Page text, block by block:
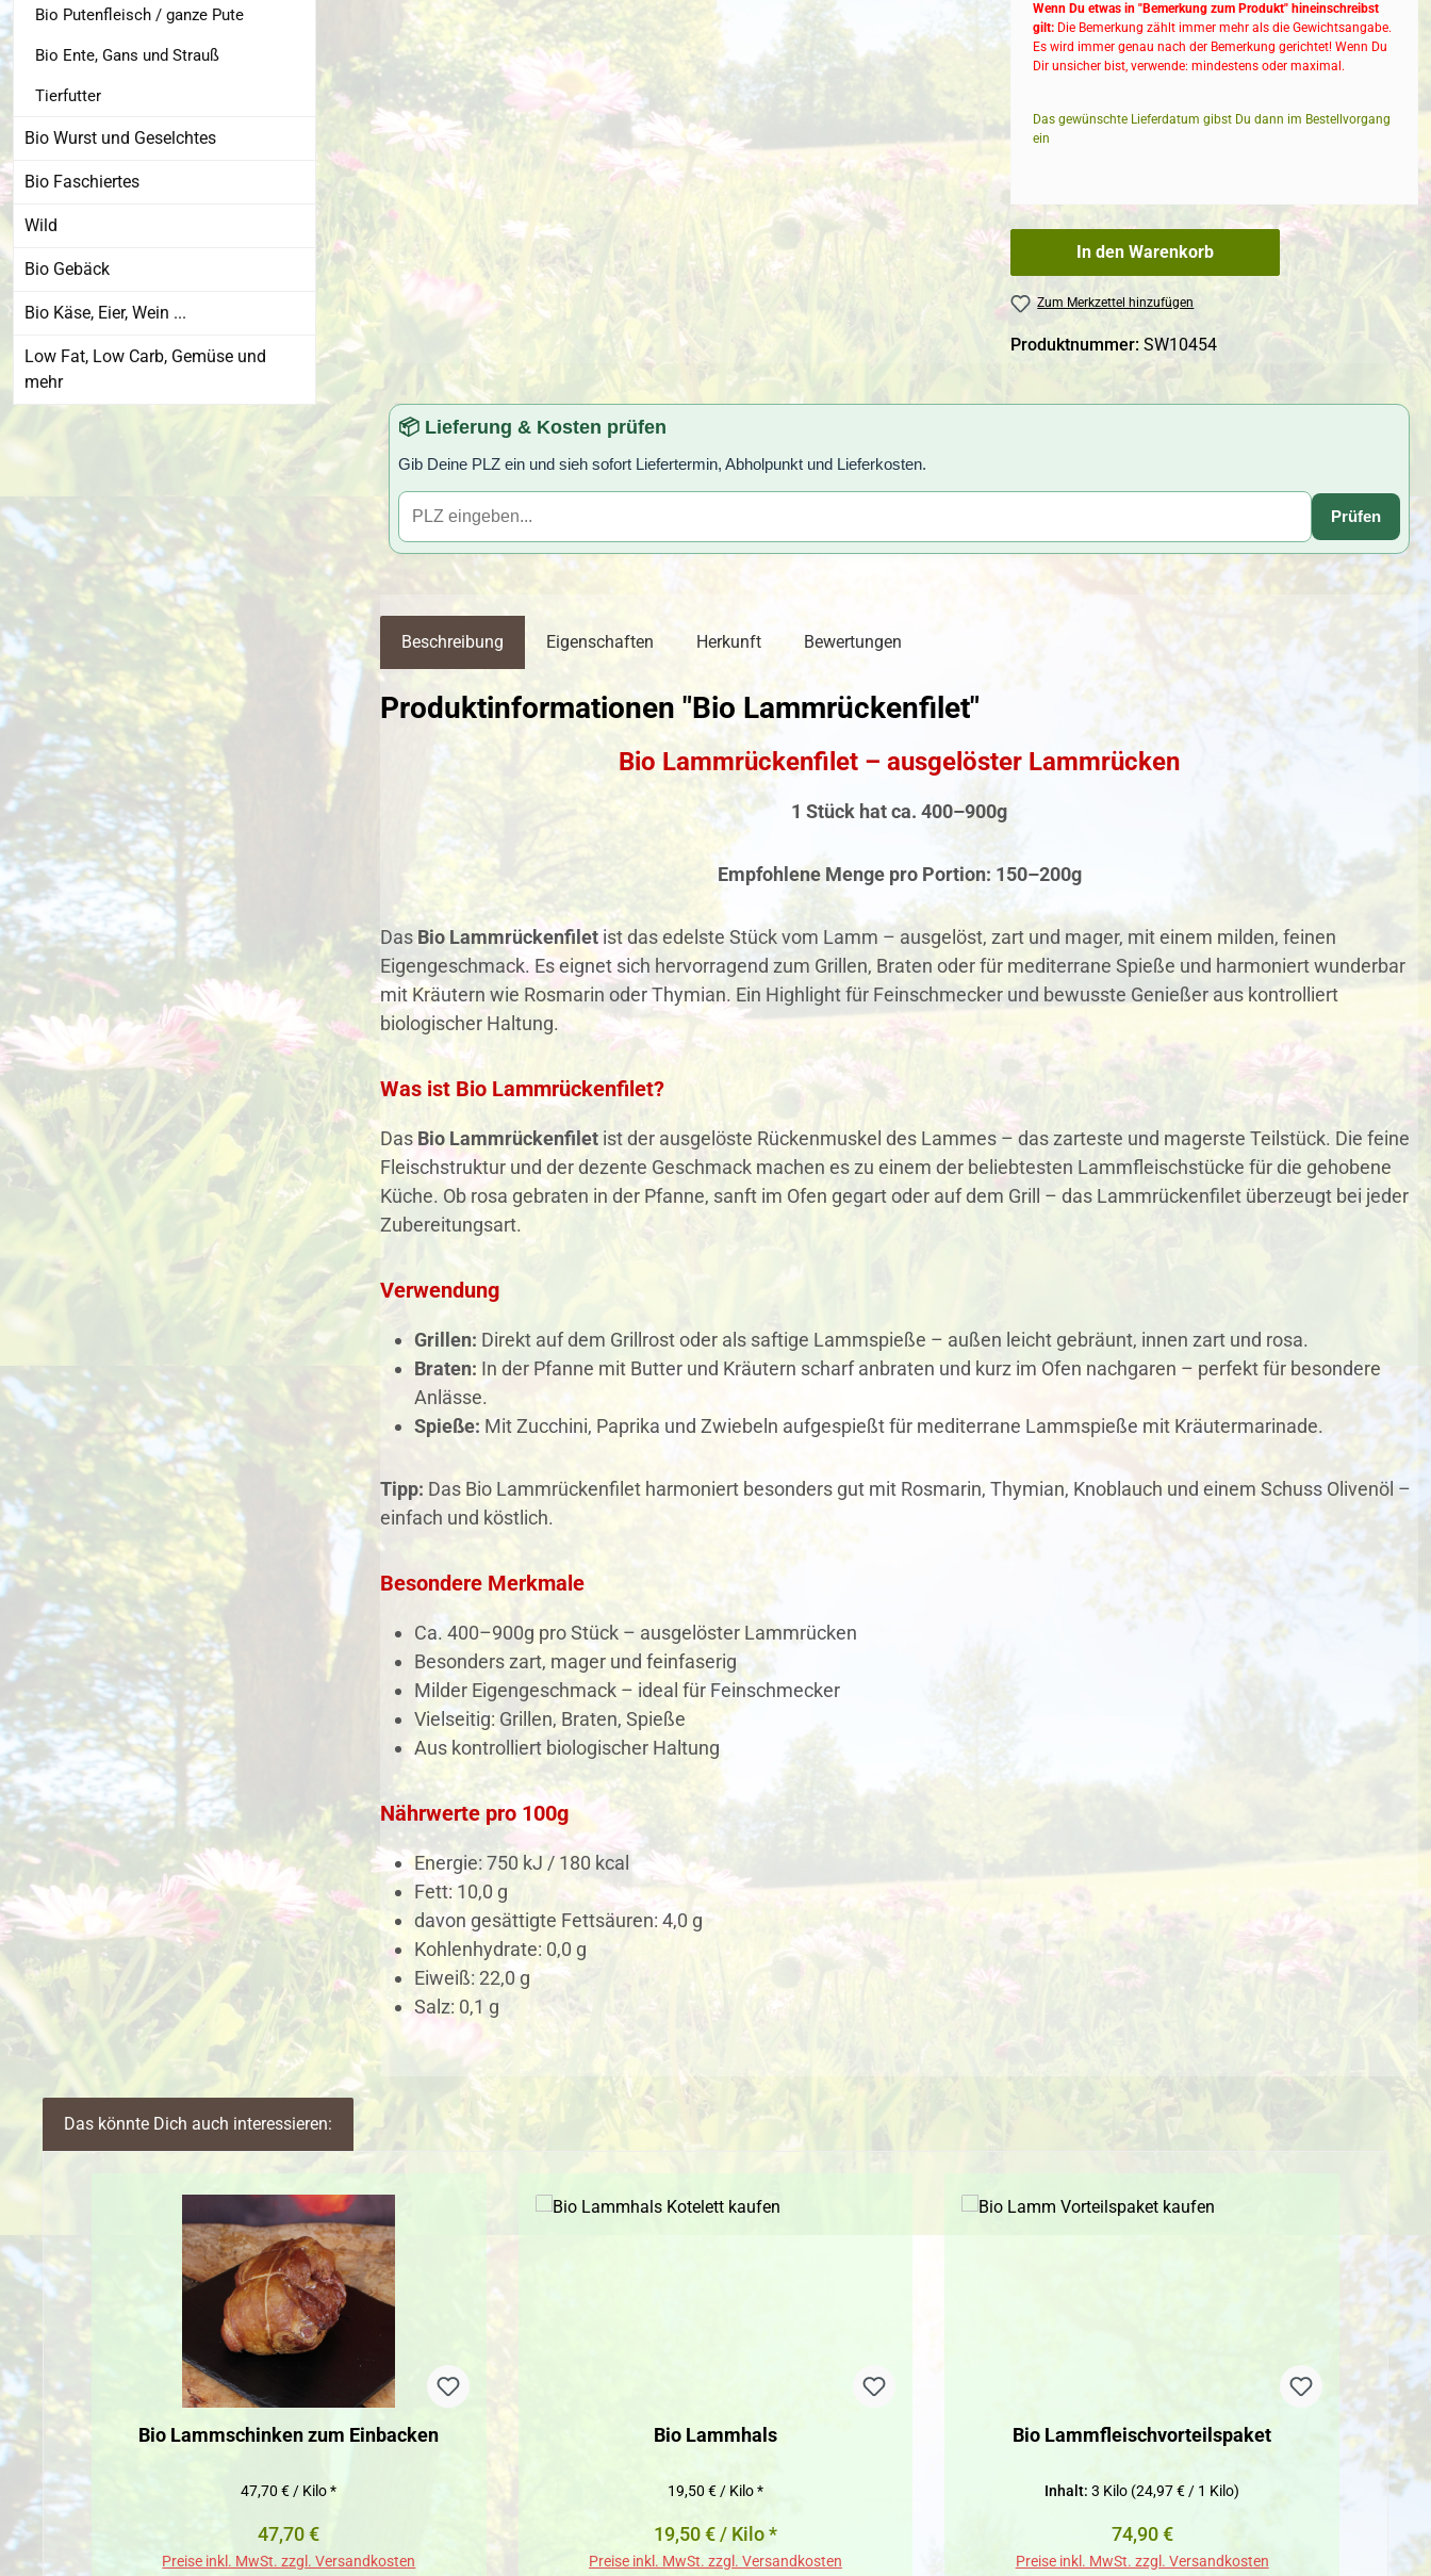
Bio Putenfleisch / ganze Pute
Bio Ente, Gans und Strauß
Tierfutter
Bio Wurst und Geselchtes
Bio Faschiertes
Wild
Bio Gebäck
Bio Käse, Eier, Wein ...
Low Fat, Low Carb, Gemüse und
mehr
Wenn Du etwas in "Bemerkung zum Produkt" hineinschreibst
gilt: Die Bemerkung zählt immer mehr als die Gewichtsangabe.
Es wird immer genau nach der Bemerkung gerichtet! Wenn Du
Dir unsicher bist, verwende: mindestens oder maximal.
Das gewünschte Lieferdatum gibst Du dann im Bestellvorgang
ein
In den Warenkorb
Zum Merkzettel hinzufügen
Produktnummer:SW10454
📦 Lieferung & Kosten prüfen
Gib Deine PLZ ein und sieh sofort Liefertermin, Abholpunkt und Lieferkosten.
Prüfen
Beschreibung Eigenschaften Herkunft Bewertungen
Produktinformationen "Bio Lammrückenfilet"
Bio Lammrückenfilet – ausgelöster Lammrücken
1 Stück hat ca. 400–900g
Empfohlene Menge pro Portion: 150–200g
Das Bio Lammrückenfilet ist das edelste Stück vom Lamm – ausgelöst, zart und mager, mit einem milden, feinen
Eigengeschmack. Es eignet sich hervorragend zum Grillen, Braten oder für mediterrane Spieße und harmoniert wunderbar
mit Kräutern wie Rosmarin oder Thymian. Ein Highlight für Feinschmecker und bewusste Genießer aus kontrolliert
biologischer Haltung.
Was ist Bio Lammrückenfilet?
Das Bio Lammrückenfilet ist der ausgelöste Rückenmuskel des Lammes – das zarteste und magerste Teilstück. Die feine
Fleischstruktur und der dezente Geschmack machen es zu einem der beliebtesten Lammfleischstücke für die gehobene
Küche. Ob rosa gebraten in der Pfanne, sanft im Ofen gegart oder auf dem Grill – das Lammrückenfilet überzeugt bei jeder
Zubereitungsart.
Verwendung
Grillen: Direkt auf dem Grillrost oder als saftige Lammspieße – außen leicht gebräunt, innen zart und rosa.
Braten: In der Pfanne mit Butter und Kräutern scharf anbraten und kurz im Ofen nachgaren – perfekt für besondere
Anlässe.
Spieße: Mit Zucchini, Paprika und Zwiebeln aufgespießt für mediterrane Lammspieße mit Kräutermarinade.
Tipp: Das Bio Lammrückenfilet harmoniert besonders gut mit Rosmarin, Thymian, Knoblauch und einem Schuss Olivenöl –
einfach und köstlich.
Besondere Merkmale
Ca. 400–900g pro Stück – ausgelöster Lammrücken
Besonders zart, mager und feinfaserig
Milder Eigengeschmack – ideal für Feinschmecker
Vielseitig: Grillen, Braten, Spieße
Aus kontrolliert biologischer Haltung
Nährwerte pro 100g
Energie: 750 kJ / 180 kcal
Fett: 10,0 g
davon gesättigte Fettsäuren: 4,0 g
Kohlenhydrate: 0,0 g
Eiweiß: 22,0 g
Salz: 0,1 g
Das könnte Dich auch interessieren:
Bio Lammschinken zum Einbacken
47,70 € / Kilo *
Regulärer Preis:
47,70 €
Preise inkl. MwSt. zzgl. Versandkosten
Bio Lammhals
19,50 € / Kilo *
19,50 € / Kilo *
Preise inkl. MwSt. zzgl. Versandkosten
Bio Lammfleischvorteilspaket
Inhalt:3 Kilo (24,97 € / 1 Kilo)
Regulärer Preis:
74,90 €
Preise inkl. MwSt. zzgl. Versandkosten